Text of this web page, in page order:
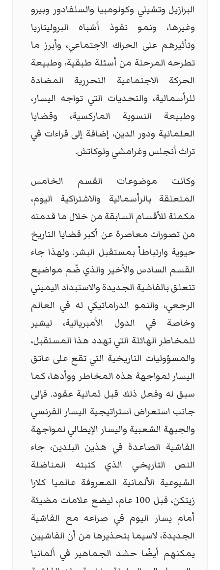
البرازيل وتشيلي وكولومبيا والسلفادور وبيرو
وغيرها، ونمو نفوذ أشباه البرولیتاریا
وتأثيرهم على الحراك الاجتماعي، وأبرز ما
تطرحه المرحلة من أسئلة طبقية، وطبیعة
الحركة الاجتماعیة التحرریة المضادة
للرأسمالیة، والتحدیات التي تواجه الیسار،
وطبيعة النسوية الماركسية، وقضايا
العلمانية ودور الدين، إضافة إلى قراءات في
تراث أنجلس وغرامشي ولوكاتش.
وكانت موضوعات القسم الخامس
المتعلقة بالرأسمالية والاشتراكية اليوم،
مكملة للأقسام السابقة من خلال ما قدمته
من تصورات معاصرة عن أكبر قضايا التاريخ
حيوية وارتباطاً بمستقبل البشر. ولهذا جاء
القسم السادس والأخير والذي ضّم مواضيع
تتعلق بالفاشية الجديدة والاستبداد اليميني
الرجعي، والنمو الدراماتيكي له في العالم
وخاصة في الدول الأمبريالية، ليشير
للمخاطر الهائلة التي تهدد هذا المستقبل،
والمسؤوليات التاريخية التي تقع على عاتق
اليسار لمواجهة هذه المخاطر ووأدها، كما
سبق له وفعل ذلك قبل ثمانية عقود. فإلى
جانب استعراض استراتيجية اليسار الفرنسي
والجبهة الشعبية واليسار الإيطالي لمواجهة
الفاشية الصاعدة في هذين البلدين، جاء
النص التاريخي الذي كتبته المناضلة
الشيوعية الألمانية المعروفة عالميا كلارا
زيتكن، قبل 100 عام، ليضع علامات مضيئة
أمام يسار اليوم في صراعه مع الفاشية
الجديدة، لاسيما بتحذيرها من أن الفاشيين
يمكنهم أيضًا حشد الجماهير في ألمانيا